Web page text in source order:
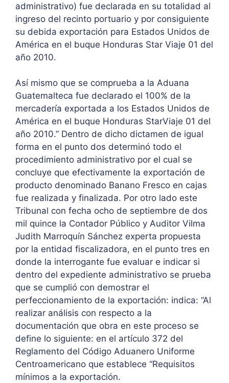
administrativo) fue declarada en su totalidad al
ingreso del recinto portuario y por consiguiente
su debida exportación para Estados Unidos de
América en el buque Honduras Star Viaje 01 del
año 2010.
Así mismo que se comprueba a la Aduana
Guatemalteca fue declarado el 100% de la
mercadería exportada a los Estados Unidos de
América en el buque Honduras StarViaje 01 del
año 2010.” Dentro de dicho dictamen de igual
forma en el punto dos determinó todo el
procedimiento administrativo por el cual se
concluye que efectivamente la exportación de
producto denominado Banano Fresco en cajas
fue realizada y finalizada. Por otro lado este
Tribunal con fecha ocho de septiembre de dos
mil quince la Contador Público y Auditor Vilma
Judith Marroquín Sánchez experta propuesta
por la entidad fiscalizadora, en el punto tres en
donde la interrogante fue evaluar e indicar si
dentro del expediente administrativo se prueba
que se cumplió con demostrar el
perfeccionamiento de la exportación: indica: “Al
realizar análisis con respecto a la
documentación que obra en este proceso se
define lo siguiente: en el artículo 372 del
Reglamento del Código Aduanero Uniforme
Centroamericano que establece “Requisitos
mínimos a la exportación.